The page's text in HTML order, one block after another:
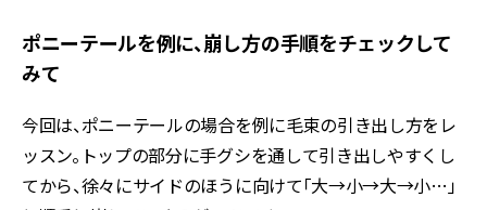
ポニーテールを例に、崩し方の手順をチェックして
みて
今回は、ポニーテールの場合を例に毛束の引き出し方をレ
ッスン。トップの部分に手グシを通して引き出しやすくし
てから、徐々にサイドのほうに向けて「大→小→大→小…」